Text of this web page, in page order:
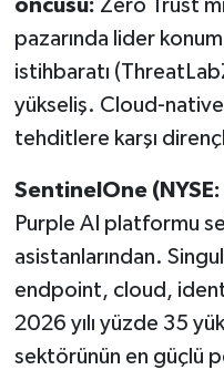
öncüsü: Zero Trust
pazarında lider
istihbaratı
yükseliş. Cloud-
tehditlere karşı
SentinelOne
Purple AI platformu
asistanlarından.
endpoint, cloud,
2026 yılı yüzde 35
sektörünün en güçlü